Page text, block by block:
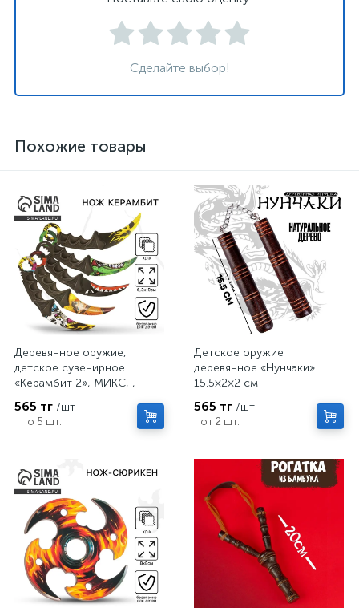
Сделайте выбор!
Похожие товары
Деревянное оружие,
детское сувенирное
«Керамбит 2», МИКС, ,
565 тг /шт
по 5 шт.
Детское оружие
деревянное «Нунчаки»
15.5×2×2 см
565 тг /шт
от 2 шт.